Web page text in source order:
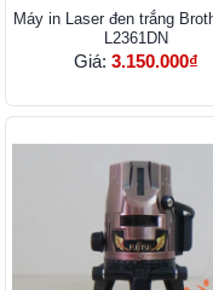
Máy in Laser đen trắng
L2361DN
Giá: 3.150.000₫